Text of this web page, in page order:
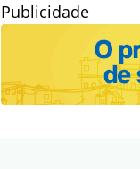
Publicidade